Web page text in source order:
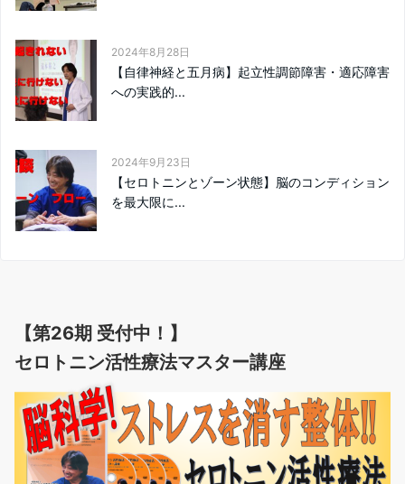
2024年8月28日
【自律神経と五月病】起立性調節障害・適応障害
への実践的...
2024年9月23日
【セロトニンとゾーン状態】脳のコンディション
を最大限に...
【第26期 受付中！】
セロトニン活性療法マスター講座